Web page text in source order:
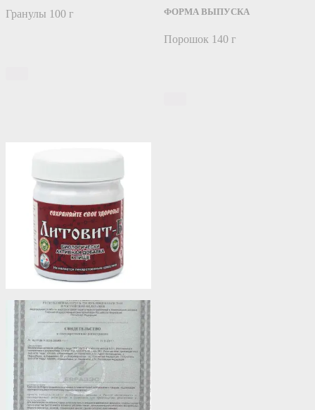
Гранулы 100 г ФОРМА ВЫПУСКА
Порошок 140 г